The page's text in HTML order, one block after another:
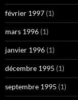
février 1997 (1)
mars 1996 (1)
janvier 1996 (1)
décembre 1995 (1)
septembre 1995 (1)